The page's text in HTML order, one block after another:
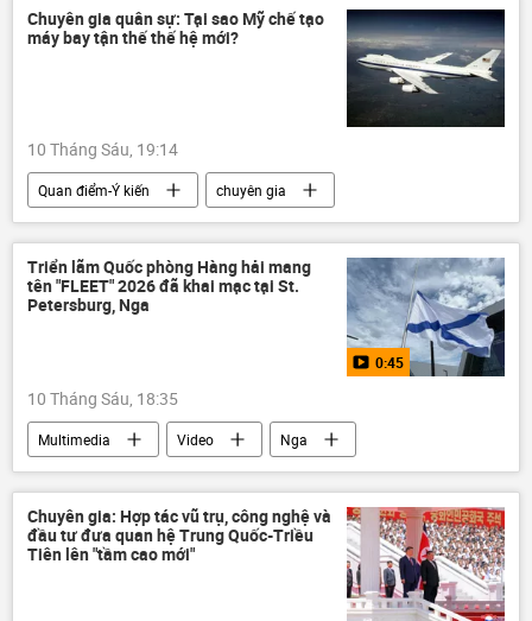
Vladimir Putin
Emmanuel Macron
Gerhard Schroeder
Alexander Stubb
Anh
Moskva
Hội đồng châu Âu
Yury Ushakov
Chuyên gia quân sự: Tại sao Mỹ chế tạo
máy bay tận thế thế hệ mới?
10 Tháng Sáu, 19:14
Quan điểm-Ý kiến
chuyên gia
Hoa Kỳ
Thế giới Chính trị
Triển lãm Quốc phòng Hàng hải mang
tên "FLEET" 2026 đã khai mạc tại St.
Petersburg, Nga
0:45
10 Tháng Sáu, 18:35
Multimedia Video
Nga
Quân sự
St. Petersburg
cuộc triển lãm
Thế giới
Chuyên gia: Hợp tác vũ trụ, công nghệ và
đầu tư đưa quan hệ Trung Quốc-Triều
Tiên lên "tầm cao mới"